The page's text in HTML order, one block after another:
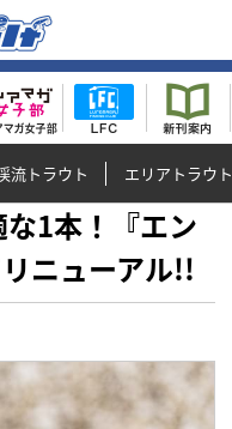
流トラウト エリアトラウト
1本！『エン
ニューアル!!